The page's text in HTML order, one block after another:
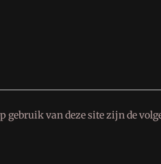
gebruik van deze site zijn de